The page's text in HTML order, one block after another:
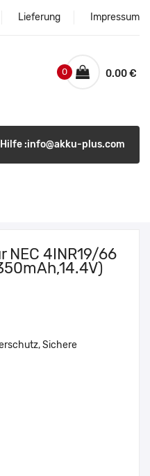
Lieferung Impressum
0.00 €
0
:info@akku-plus.com
NEC 4INR19/66
Sichere